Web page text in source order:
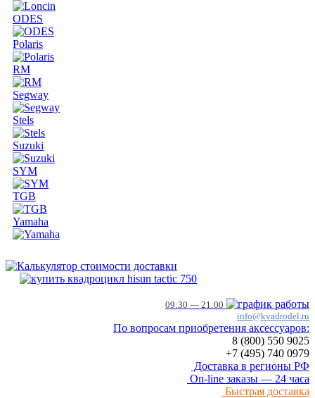
ODES
Polaris
RM
Segway
Stels
Suzuki
SYM
TGB
Yamaha
09:30 — 21:00
info@kvadrodel.ru
По вопросам приобретения аксессуаров:
8 (800) 550 9025
+7 (495) 740 0979
Доставка в регионы РФ
On-line заказы — 24 часа
Быстрая доставка